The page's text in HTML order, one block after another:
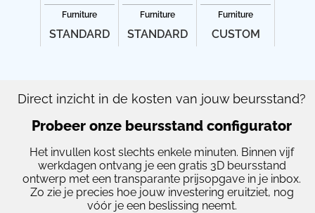
Furniture
STANDARD
Furniture
STANDARD
Furniture
CUSTOM
Direct inzicht in de kosten van jouw beursstand?
Probeer onze beursstand configurator
Het invullen kost slechts enkele minuten. Binnen vijf
werkdagen ontvang je een gratis 3D beursstand
ontwerp met een transparante prijsopgave in je inbox.
Zo zie je precies hoe jouw investering eruitziet, nog
vóór je een beslissing neemt.